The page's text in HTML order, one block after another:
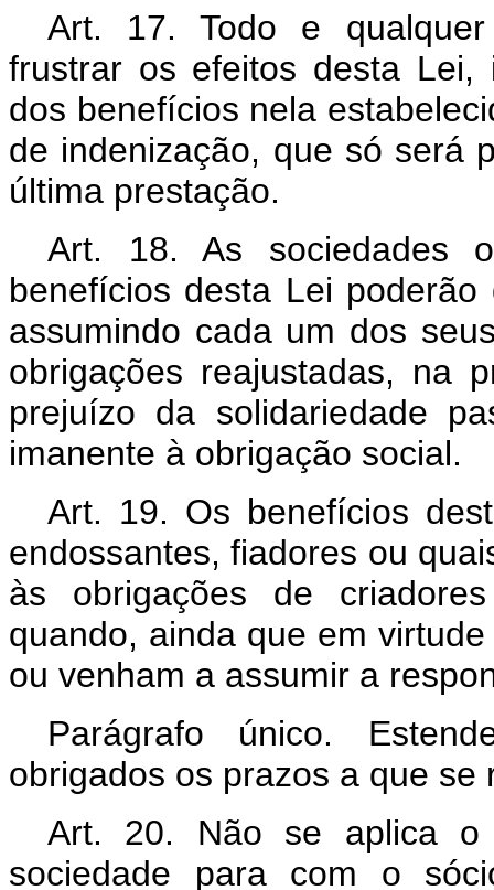
Art. 17. Todo e
frustrar os efeitos desta
dos benefícios nela
de indenização, que só será
última prestação.
Art. 18. As sociedades
benefícios desta Lei
assumindo cada um dos
obrigações reajustadas, na
prejuízo da solidariedade
imanente à obrigação social.
Art. 19. Os benefícios
endossantes, fiadores ou
às obrigações de
quando, ainda que em
ou venham a assumir a
Parágrafo único.
obrigados os prazos a que se
Art. 20. Não se aplica o
sociedade para com o